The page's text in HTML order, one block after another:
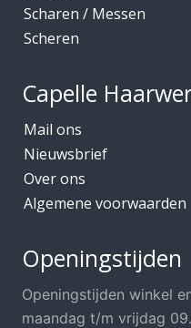
Scharen / Messen
Scheren
Capelle
Mail ons
Nieuwsbrief
Over ons
Algemene voorwaarden
Openingstijden
Openingstijden winkel
maandag t/m vrijdag